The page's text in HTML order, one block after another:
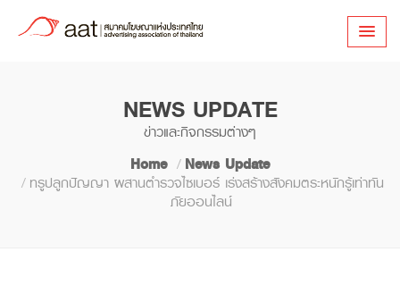
NEWS UPDATE
ข่าวและกิจกรรมต่างๆ
Home
News Update
ทรูปลูกปัญญา ผสานตำรวจไซเบอร์ เร่งสร้างสังคมตระหนักรู้เท่าทัน
ภัยออนไลน์